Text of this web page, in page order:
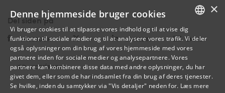
Del siden på
FACEBOOK X LINKEDIN EMAIL
KOPIÉR LINK
DANISH
DANISH
×
Denne hjemmeside bruger cookies
Vi bruger cookies til at tilpasse vores indhold og til at vise dig
funktioner til sociale medier og til at analysere vores trafik. Vi deler
også oplysninger om din brug af vores hjemmeside med vores
partnere inden for sociale medier og analysepartnere. Vores
partnere kan kombinere disse data med andre oplysninger, du har
givet dem, eller som de har indsamlet fra din brug af deres tjenester.
Se hvilke, inden du samtykker via "Vis detaljer" neden for. Læs mere